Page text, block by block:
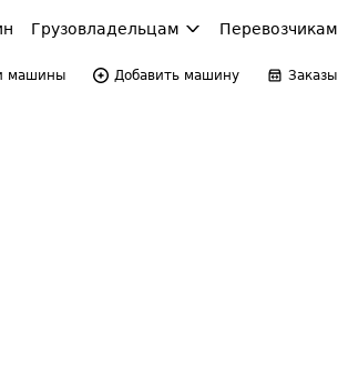
Грузовладельцам Перевозчикам
машины Добавить машину Заказы